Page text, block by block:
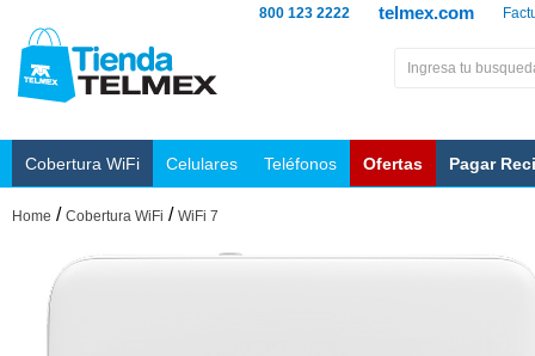
telmex.com
800 123 2222
Cobertura WiFi Celulares Teléfonos Ofertas Pagar
Home / Cobertura WiFi / WiFi 7